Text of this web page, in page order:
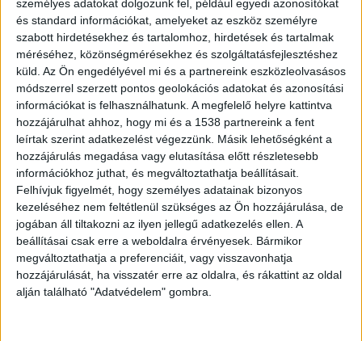
személyes adatokat dolgozunk fel, például egyedi azonosítókat
és standard információkat, amelyeket az eszköz személyre
szabott hirdetésekhez és tartalomhoz, hirdetések és tartalmak
méréséhez, közönségmérésekhez és szolgáltatásfejlesztéshez
küld. Az Ön engedélyével mi és a partnereink eszközleolvasásos
módszerrel szerzett pontos geolokációs adatokat és azonosítási
információkat is felhasználhatunk. A megfelelő helyre kattintva
hozzájárulhat ahhoz, hogy mi és a 1538 partnereink a fent
leírtak szerint adatkezelést végezzünk. Másik lehetőségként a
hozzájárulás megadása vagy elutasítása előtt részletesebb
információkhoz juthat, és megváltoztathatja beállításait.
Felhívjuk figyelmét, hogy személyes adatainak bizonyos
kezeléséhez nem feltétlenül szükséges az Ön hozzájárulása, de
jogában áll tiltakozni az ilyen jellegű adatkezelés ellen. A
beállításai csak erre a weboldalra érvényesek. Bármikor
megváltoztathatja a preferenciáit, vagy visszavonhatja
hozzájárulását, ha visszatér erre az oldalra, és rákattint az oldal
alján található "Adatvédelem" gombra.
Kanapémódszer
A vallomásból kiderül, hogy az egyik érintett
politikus egyenesen az otthonában fogadta a
vállalkozót. A pénzátadás itt végtelenül
egyszerűen zajlott: miközben a kanapén ülve
beszélgettek, a vállalkozó diszkréten a párna alá
csúsztatta a készpénzzel teli borítékot. Egy
másik politikusnál – akivel a legjobb viszonyban
volt – még ennél is tovább mentek: a politikus
otthonában egy falba épített széf rejtette a